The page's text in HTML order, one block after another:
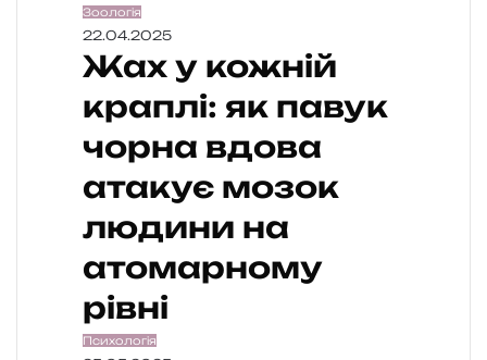
Зоологія
22.04.2025
Жах у кожній
краплі: як павук
чорна вдова
атакує мозок
людини на
атомарному
рівні
Психологія